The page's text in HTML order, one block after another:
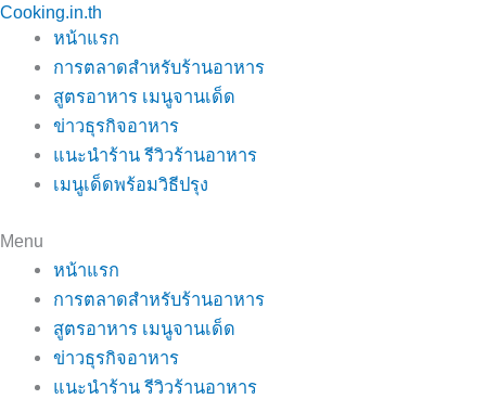
Skip
content
Cooking.in.th
หน้าแรก
การตลาดสำหรับร้านอาหาร
สูตรอาหาร เมนูจานเด็ด
ข่าวธุรกิจอาหาร
แนะนำร้าน รีวิวร้านอาหาร
เมนูเด็ดพร้อมวิธีปรุง
Menu
หน้าแรก
การตลาดสำหรับร้านอาหาร
สูตรอาหาร เมนูจานเด็ด
ข่าวธุรกิจอาหาร
แนะนำร้าน รีวิวร้านอาหาร